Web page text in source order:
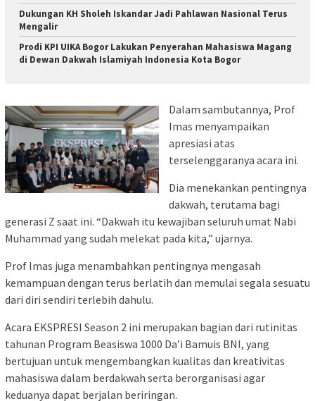
Dukungan KH Sholeh Iskandar Jadi Pahlawan Nasional Terus
Mengalir
Prodi KPI UIKA Bogor Lakukan Penyerahan Mahasiswa Magang
di Dewan Dakwah Islamiyah Indonesia Kota Bogor
Dalam sambutannya, Prof
Imas menyampaikan
apresiasi atas
terselenggaranya acara ini.
Dia menekankan pentingnya
dakwah, terutama bagi
generasi Z saat ini. “Dakwah itu kewajiban seluruh umat Nabi
Muhammad yang sudah melekat pada kita,” ujarnya.
Prof Imas juga menambahkan pentingnya mengasah
kemampuan dengan terus berlatih dan memulai segala sesuatu
dari diri sendiri terlebih dahulu.
Acara EKSPRESI Season 2 ini merupakan bagian dari rutinitas
tahunan Program Beasiswa 1000 Da’i Bamuis BNI, yang
bertujuan untuk mengembangkan kualitas dan kreativitas
mahasiswa dalam berdakwah serta berorganisasi agar
keduanya dapat berjalan beriringan.